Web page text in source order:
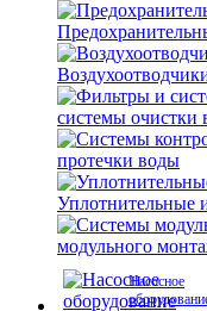
системы очистки
протечки воды
Уплотнительные
модульного
Насосное